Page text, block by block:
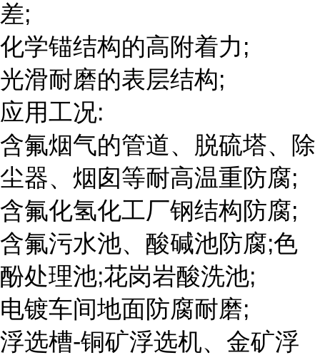
差;
化学锚结构的高附着力;
光滑耐磨的表层结构;
应用工况:
含氟烟气的管道、脱硫塔、除
尘器、烟囱等耐高温重防腐;
含氟化氢化工厂钢结构防腐;
含氟污水池、酸碱池防腐;色
酚处理池;花岗岩酸洗池;
电镀车间地面防腐耐磨;
浮选槽-铜矿浮选机、金矿浮